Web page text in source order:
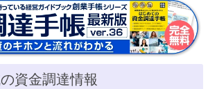
資金調達情報